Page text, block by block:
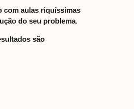
com aulas riquíssimas
do seu problema.
são